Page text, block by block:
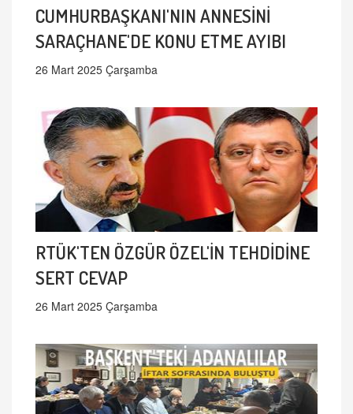
CUMHURBAŞKANI'NIN ANNESİNİ
SARAÇHANE'DE KONU ETME AYIBI
26 Mart 2025 Çarşamba
RTÜK'TEN ÖZGÜR ÖZEL'İN TEHDİDİNE
SERT CEVAP
26 Mart 2025 Çarşamba